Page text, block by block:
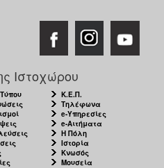
Ιστοχώρου
Κ.Ε.Π.
Τηλέφωνα
e-Υπηρεσίες
e-Αιτήματα
Η Πόλη
Ιστορία
Κνωσός
Μουσεία